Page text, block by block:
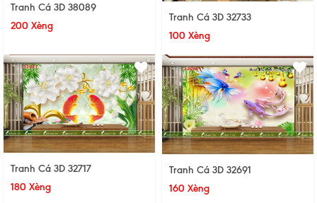
Tranh Cá 3D 38089
200 Xèng
Tranh Cá 3D 32733
100 Xèng
Tranh Cá 3D 32717
180 Xèng
Tranh Cá 3D 32691
160 Xèng